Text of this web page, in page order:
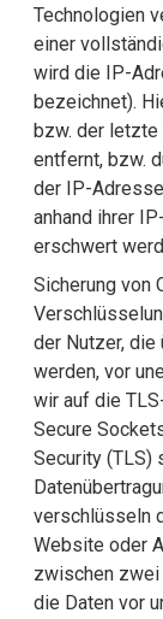
Technologien
einer
wird die IP-
bezeichnet).
bzw. der
entfernt, bzw.
der IP-
anhand ihrer
erschwert
Sicherung von
der Nutzer, die
werden, vor
wir auf die
Secure
Security (TLS)
verschlüsseln
Website oder
zwischen zwei
die Daten vor